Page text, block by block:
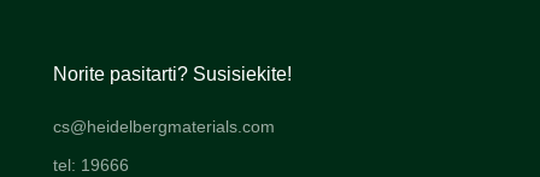
Norite pasitarti? Susisiekite!
cs@heidelbergmaterials.com
tel: 19666